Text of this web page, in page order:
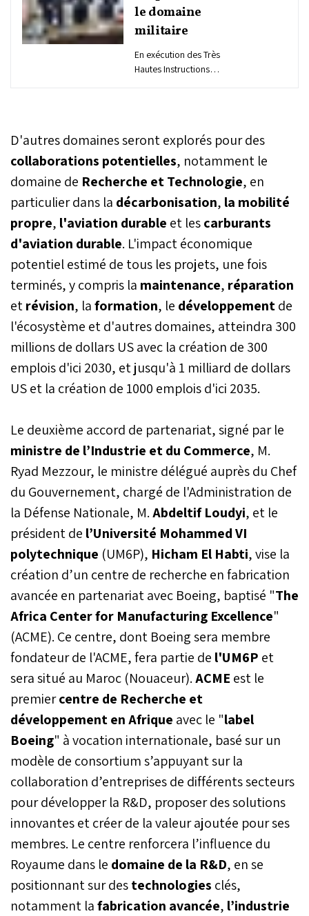
le domaine
militaire
En exécution des Très
Hautes Instructions
l'Administration de la
Défense Nationale, a reçu
mercredi à Marrakech, en
présence du Général de
Corps d'Armée
Inspecteur Général des
FAR et Commandant la
Zone Sud, Mme Jana
Černochová, ministre de
la Défense de la
République de la
Tchéquie, et le Général
Zakir Hasanov, ministre de
la Défense de la
République d'Azerbaïdjan
et ce, en marge de leur
participation à la 7ème
l'Aéronautique et du
Spatial "Marrakech
D'autres domaines seront explorés pour des
collaborations potentielles, notamment le
domaine de Recherche et Technologie, en
particulier dans la décarbonisation, la mobilité
propre, l'aviation durable et lescarburants
d'aviation durable. L'impact économique
potentiel estimé de tous les projets, une fois
terminés, y compris la maintenance, réparation
etrévision, laformation, le développementde
l'écosystème et d'autres domaines, atteindra 300
millions de dollars US avec la création de 300
emplois d'ici 2030, et jusqu'à 1 milliard de dollars
US et la création de 1000 emplois d'ici 2035.
Le deuxième accord de partenariat, signé par le
ministre de l’Industrie et du Commerce, M.
Ryad Mezzour, le ministre délégué auprès du Chef
du Gouvernement, chargé de l'Administration de
la Défense Nationale, M.Abdeltif Loudyi, et le
président de l’Université Mohammed VI
polytechnique (UM6P), Hicham El Habti, vise la
création d’un centre de recherche en fabrication
avancée en partenariat avec Boeing, baptisé "The
Africa Center for Manufacturing Excellence"
(ACME). Ce centre, dont Boeing sera membre
fondateur de l'ACME, fera partie de l'UM6P et
sera situé au Maroc (Nouaceur).ACME est le
premiercentre de Recherche et
développement en Afrique avec le "label
Boeing" à vocation internationale, basé sur un
modèle de consortium s’appuyant sur la
collaboration d’entreprises de différents secteurs
pour développer la R&D, proposer des solutions
innovantes et créer de la valeur ajoutée pour ses
membres. Le centre renforcera l’influence du
Royaume dans le domaine de la R&D, en se
positionnant sur destechnologies clés,
notamment lafabrication avancée, l’industrie